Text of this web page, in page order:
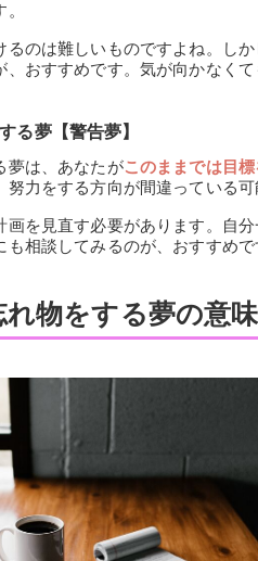
るのは難しいものですよね。し
、おすすめです。気が向かなく
る夢【警告夢】
夢は、あなたがこのままでは目
力をする方向が間違っている可
画を見直す必要があります。自
相談してみるのが、おすすめで
れ物をする夢の意